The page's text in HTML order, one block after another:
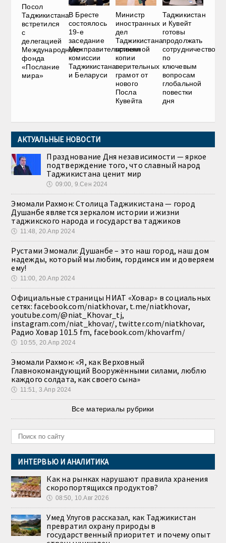
Посол
Таджикистана
встретился
с
делегацией
Международного
фонда
«Послание
мира»
В Бресте
состоялось
19-е
заседание
Межправительственной
комиссии
Таджикистана
и Беларуси
Министр
иностранных
дел
Таджикистана
принял
копии
верительных
грамот от
нового
Посла
Кувейта
Таджикистан
и Кувейт
готовы
продолжать
сотрудничество
по
ключевым
вопросам
глобальной
повестки
дня
АКТУАЛЬНЫЕ НОВОСТИ
Празднование Дня независимости — яркое
подтверждение того, что славный народ
Таджикистана ценит мир
🕔 09:00, 9.Сен 2024
Эмомали Рахмон: Столица Таджикистана — город
Душанбе является зеркалом истории и жизни
таджикского народа и государства таджиков
🕔 11:48, 20.Апр 2024
Рустами Эмомали: Душанбе – это наш город, наш дом
надежды, который мы любим, гордимся им и доверяем
ему!
🕔 11:00, 20.Апр 2024
Официальные страницы НИАТ «Ховар» в социальных
сетях: facebook.com/niatkhovar, t.me/niatkhovar,
youtube.com/@niat_Khovar_tj,
instagram.com/niat_khovar/, twitter.com/niatkhovar,
Радио Ховар 101.5 fm, facebook.com/khovarfm/
🕔 10:55, 20.Апр 2024
Эмомали Рахмон: «Я, как Верховный
Главнокомандующий Вооружёнными силами, люблю
каждого солдата, как своего сына»
🕔 11:51, 3.Апр 2024
Все материалы рубрики
ИНТЕРВЬЮ И АНАЛИТИКА
Как на рынках нарушают правила хранения
скоропортящихся продуктов?
🕔 08:50, 10.Авг 2026
Умед Улугов рассказал, как Таджикистан
превратил охрану природы в
государственный приоритет и почему опыт